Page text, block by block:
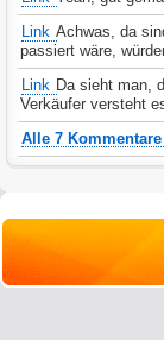
Link Achwas, da
passiert wäre,
Link Da sieht man,
Verkäufer versteht
Alle 7 Kommentare